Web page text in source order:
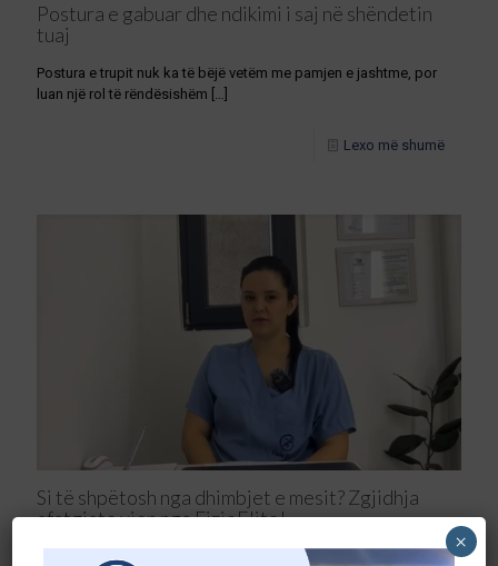
Postura e gabuar dhe ndikimi i saj në shëndetin
tuaj
Postura e trupit nuk ka të bëjë vetëm me pamjen e jashtme, por
luan një rol të rëndësishëm […]
Lexo më shumë
Si të shpëtosh nga dhimbjet e mesit? Zgjidhja
afatgjate vjen nga FizioElite!
A e dini se 8 deri në 10 persona përjetojnë dhimbje mesi gjatë
×